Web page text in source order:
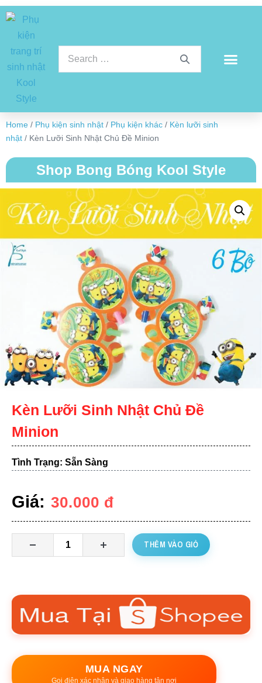
Home / Phụ kiện sinh nhật / Phụ kiện khác / Kèn lưỡi sinh
nhật / Kèn Lưỡi Sinh Nhật Chủ Đề Minion
Shop Bong Bóng Kool Style
Kèn Lưỡi Sinh Nhật Chủ Đề
Minion
Tình Trạng: Sẵn Sàng
Giá: 30.000 đ
THÊM VÀO GIỎ
MUA NGAY
Gọi điện xác nhận và giao hàng tận nơi